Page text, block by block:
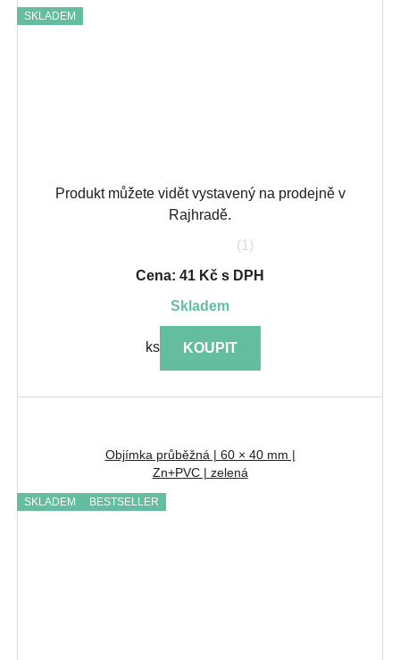
SKLADEM
Produkt můžete vidět vystavený na prodejně v
Rajhradě.
(1)
Cena: 41 Kč s DPH
skladem
ks KOUPIT
Objímka průběžná | 60 × 40 mm |
Zn+PVC | zelená
SKLADEM BESTSELLER